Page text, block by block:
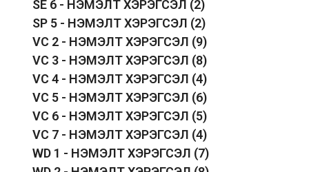
SE 6 - НЭМЭЛТ ХЭРЭГСЭЛ (2)
SP 5 - НЭМЭЛТ ХЭРЭГСЭЛ (2)
VC 2 - НЭМЭЛТ ХЭРЭГСЭЛ (9)
VC 3 - НЭМЭЛТ ХЭРЭГСЭЛ (8)
VC 4 - НЭМЭЛТ ХЭРЭГСЭЛ (4)
VC 5 - НЭМЭЛТ ХЭРЭГСЭЛ (6)
VC 6 - НЭМЭЛТ ХЭРЭГСЭЛ (5)
VC 7 - НЭМЭЛТ ХЭРЭГСЭЛ (4)
WD 1 - НЭМЭЛТ ХЭРЭГСЭЛ (7)